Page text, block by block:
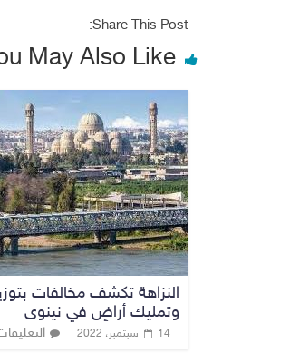
Share This Post:
May Also Like
النزاهة تكشف مخالفات
وتمليك أراضٍ في نينوى
14 سبتمبر، 2022